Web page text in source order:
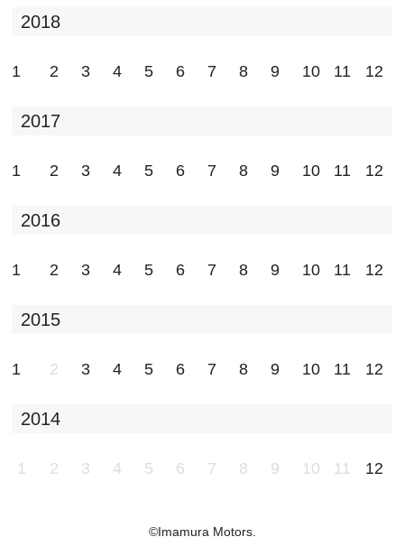
2018
1 2 3 4 5 6 7 8 9 10 11 12
2017
1 2 3 4 5 6 7 8 9 10 11 12
2016
1 2 3 4 5 6 7 8 9 10 11 12
2015
1 2 3 4 5 6 7 8 9 10 11 12
2014
1 2 3 4 5 6 7 8 9 10 11 12
©Imamura Motors.